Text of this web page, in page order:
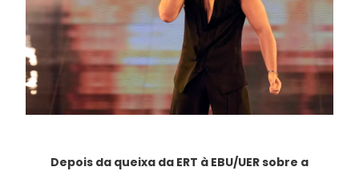
Depois da queixa da ERT à EBU/UER sobre a